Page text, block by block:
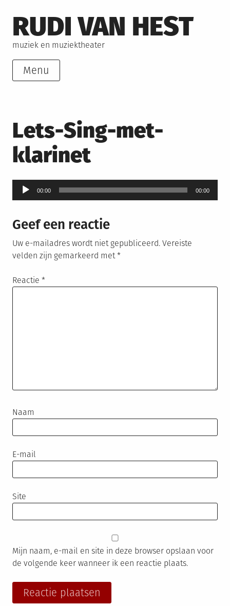
to
content
RUDI VAN HEST
muziek en muziektheater
Menu
Lets-Sing-met-
klarinet
Audiospeler
00:00 00:00
Geef een reactie
Uw e-mailadres wordt niet gepubliceerd. Vereiste
velden zijn gemarkeerd met*
Reactie *
Naam
E-mail
Site
Mijn naam, e-mail en site in deze browser opslaan voor
de volgende keer wanneer ik een reactie plaats.